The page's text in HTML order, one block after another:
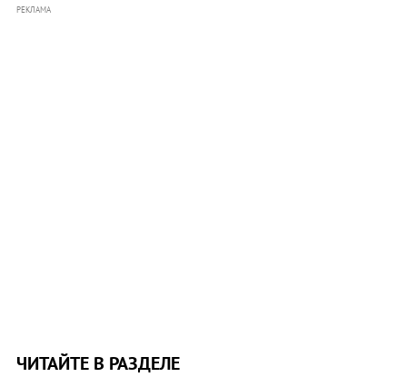
РЕКЛАМА
ЧИТАЙТЕ В РАЗДЕЛЕ